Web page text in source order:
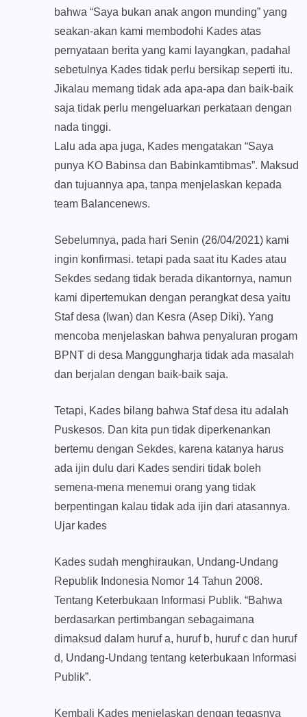
bahwa “Saya bukan anak angon munding” yang
seakan-akan kami membodohi Kades atas
pernyataan berita yang kami layangkan, padahal
sebetulnya Kades tidak perlu bersikap seperti itu.
Jikalau memang tidak ada apa-apa dan baik-baik
saja tidak perlu mengeluarkan perkataan dengan
nada tinggi.
Lalu ada apa juga, Kades mengatakan “Saya
punya KO Babinsa dan Babinkamtibmas”. Maksud
dan tujuannya apa, tanpa menjelaskan kepada
team Balancenews.
Sebelumnya, pada hari Senin (26/04/2021) kami
ingin konfirmasi. tetapi pada saat itu Kades atau
Sekdes sedang tidak berada dikantornya, namun
kami dipertemukan dengan perangkat desa yaitu
Staf desa (Iwan) dan Kesra (Asep Diki). Yang
mencoba menjelaskan bahwa penyaluran progam
BPNT di desa Manggungharja tidak ada masalah
dan berjalan dengan baik-baik saja.
Tetapi, Kades bilang bahwa Staf desa itu adalah
Puskesos. Dan kita pun tidak diperkenankan
bertemu dengan Sekdes, karena katanya harus
ada ijin dulu dari Kades sendiri tidak boleh
semena-mena menemui orang yang tidak
berpentingan kalau tidak ada ijin dari atasannya.
Ujar kades
Kades sudah menghiraukan, Undang-Undang
Republik Indonesia Nomor 14 Tahun 2008.
Tentang Keterbukaan Informasi Publik. “Bahwa
berdasarkan pertimbangan sebagaimana
dimaksud dalam huruf a, huruf b, huruf c dan huruf
d, Undang-Undang tentang keterbukaan Informasi
Publik”.
Kembali Kades menjelaskan dengan tegasnya